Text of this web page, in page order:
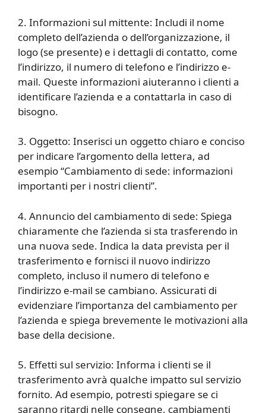
2. Informazioni sul mittente: Includi il nome
completo dell’azienda o dell’organizzazione, il
logo (se presente) e i dettagli di contatto, come
l’indirizzo, il numero di telefono e l’indirizzo e-
mail. Queste informazioni aiuteranno i clienti a
identificare l’azienda e a contattarla in caso di
bisogno.
3. Oggetto: Inserisci un oggetto chiaro e conciso
per indicare l’argomento della lettera, ad
esempio “Cambiamento di sede: informazioni
importanti per i nostri clienti”.
4. Annuncio del cambiamento di sede: Spiega
chiaramente che l’azienda si sta trasferendo in
una nuova sede. Indica la data prevista per il
trasferimento e fornisci il nuovo indirizzo
completo, incluso il numero di telefono e
l’indirizzo e-mail se cambiano. Assicurati di
evidenziare l’importanza del cambiamento per
l’azienda e spiega brevemente le motivazioni alla
base della decisione.
5. Effetti sul servizio: Informa i clienti se il
trasferimento avrà qualche impatto sul servizio
fornito. Ad esempio, potresti spiegare se ci
saranno ritardi nelle consegne, cambiamenti